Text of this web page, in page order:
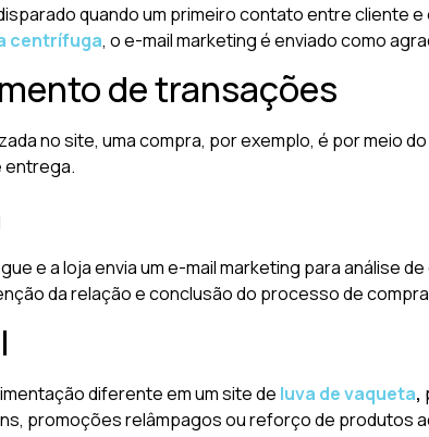
quando um primeiro contato entre cliente
centrífuga, o e-mail marketing é enviado como
de transações
no site, uma compra, por exemplo, é por meio
entrega.
e a loja envia um e-mail marketing para análise
da relação e conclusão do processo de
diferente em um site de luva de vaqueta,
promoções relâmpagos ou reforço de produtos